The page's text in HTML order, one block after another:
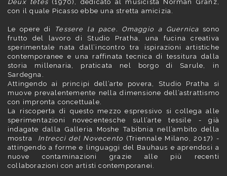
Deux têtes (1970), dedicato al musicista Norman Granz,
con il quale Picasso ebbe una stretta amicizia.
Le opere di Tessere la pace. Omaggio a Guernica sono
frutto del lavoro di Studio Pratha, una fucina creativa
sperimentale nata dall’incontro tra ispirazioni artistiche
contemporanee e una raffinata tecnica di tessitura dalla
storia millenaria, praticata nel borgo di Sarule, in
Sardegna.
Attingendo ai principi dell’arte povera, Studio Pratha si
muove prevalentemente nella dimensione dell’astrattismo
con impronta concettuale.
La riscoperta di questo mezzo espressivo si collega alle
sperimentazioni novecentesche sull’arte tessile - già
indagate dalla Galleria Moshe Tabibnia nell’ambito della
mostra Intrecci del Novecento (Triennale Milano, 2017) -
attingendo a forme e linguaggi del Bauhaus e aprendosi a
nuove contaminazioni grazie alle più recenti
collaborazioni con artisti contemporanei.